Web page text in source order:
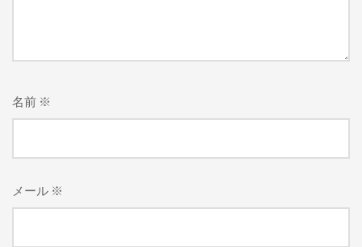
名前 ※
メール ※